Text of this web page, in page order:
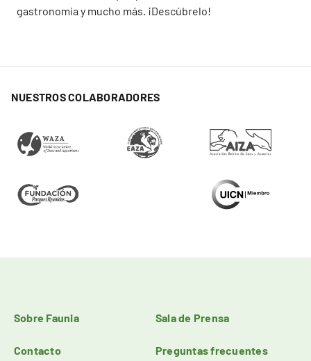
gastronomía y mucho más. ¡Descúbrelo!
NUESTROS COLABORADORES
Sobre Faunia Sala de Prensa
Contacto Preguntas frecuentes